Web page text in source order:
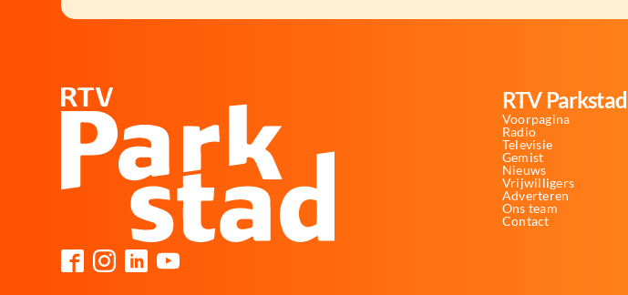
RTV Parkstad
Voorpagina
Radio
Televisie
Gemist
Nieuws
Vrijwilligers
Adverteren
Ons team
Contact